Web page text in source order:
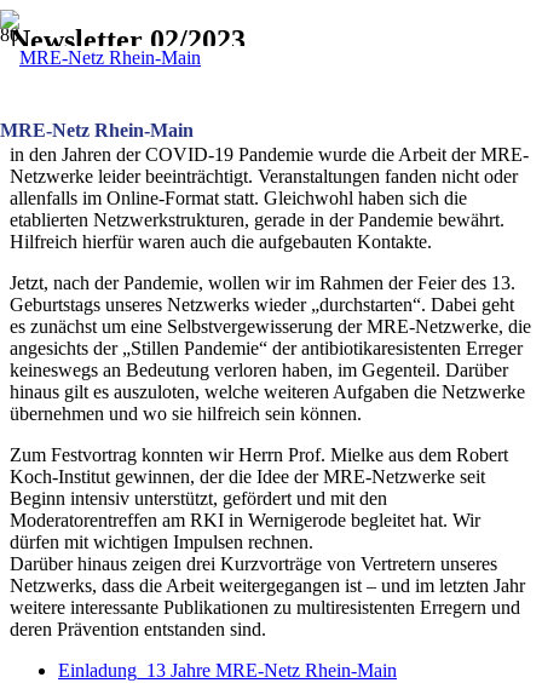
MRE-Netz Rhein-Main
Newsletter 02/2023
in den Jahren der COVID-19 Pandemie wurde die Arbeit der MRE-
Netzwerke leider beeinträchtigt. Veranstaltungen fanden nicht oder
allenfalls im Online-Format statt. Gleichwohl haben sich die
etablierten Netzwerkstrukturen, gerade in der Pandemie bewährt.
Hilfreich hierfür waren auch die aufgebauten Kontakte.
Jetzt, nach der Pandemie, wollen wir im Rahmen der Feier des 13.
Geburtstags unseres Netzwerks wieder „durchstarten“. Dabei geht
es zunächst um eine Selbstvergewisserung der MRE-Netzwerke, die
angesichts der „Stillen Pandemie“ der antibiotikaresistenten Erreger
keineswegs an Bedeutung verloren haben, im Gegenteil. Darüber
hinaus gilt es auszuloten, welche weiteren Aufgaben die Netzwerke
übernehmen und wo sie hilfreich sein können.
Zum Festvortrag konnten wir Herrn Prof. Mielke aus dem Robert
Koch-Institut gewinnen, der die Idee der MRE-Netzwerke seit
Beginn intensiv unterstützt, gefördert und mit den
Moderatorentreffen am RKI in Wernigerode begleitet hat. Wir
dürfen mit wichtigen Impulsen rechnen.
Darüber hinaus zeigen drei Kurzvorträge von Vertretern unseres
Netzwerks, dass die Arbeit weitergegangen ist – und im letzten Jahr
weitere interessante Publikationen zu multiresistenten Erregern und
deren Prävention entstanden sind.
Einladung_13 Jahre MRE-Netz Rhein-Main